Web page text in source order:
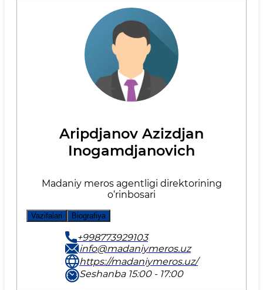
Aripdjanov Azizdjan
Inogamdjanovich
Madaniy meros agentligi direktorining
o‘rinbosari
Vazifalari Biografiya
+998773929103
info@madaniymeros.uz
https://madaniymeros.uz/
Seshanba 15:00 - 17:00